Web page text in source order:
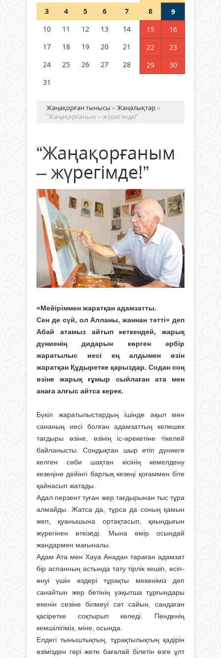
Шетелде жүрген Қазақстан
азаматтары қалай дауыс бере
3
4 5 6 7 8
9
10
11 12 13 14 15
16
17
18 19 20 21 22
23
24
25 26 27 28 29
30
31
Жаңақорған тынысы »Жаңалықтар »
“Жаңақорғаным – жүрегімде!”
“Жаңақорғаным
– жүрегімде!”
«Мейіріммен жаратқан адамзатты.
Сен де сүй, ол Алланы, жаннан тәтті» деп
Абай атамыз айтып кеткендей, жарық
дүниенің дидарын көрген әр­бір
жаратылыс иесі ең алдымен өзін
жаратқан Құдыретке қарыздар. Содан соң
өзіне жарық ғұмыр сыйлаған ата мен
анаға алғыс айтса керек.
Бүкіл жаратылыстардың ішінде ақыл мен
сананың иесі болған адам­заттың келешек
тағдыры өзіне, өзінің іс-әрекетіне тікелей
байланысты. Сон­дықтан шыр етіп дүниеге
келген сәби шақтан кісінің кемелдену
кезеңіне дейінгі барлық кезеңі қоғаммен біте
қайнасып жатады.
Адал перзент туған жер тағдырынан тыс тұра
алмайды. Жатса да, тұрса да соның қамын
жеп, қуанышына ортақтасып, қиындығын
жүрегінен өт­кізеді. Мына өмір осындай
жандармен мағыналы.
Адам Ата мен Хауа Анадан тараған адамзат
бір аспанның астында тату тірлік кешіп, өсіп-
өнуі үшін өздері тұрақты мекеніміз деп
санайтын жер бетінің уақытша тұрғындары
екенін сезіне білмеуі сәт сайын, сандаған
қасіретке соқтырып келеді. Пенденің
кемшілігіміз, міне, осында.
Елдегі тыныштықтың, тұрақты­лық­тың қадірін
өзімізден гөрі жете бағалай білетін өзге ұлт